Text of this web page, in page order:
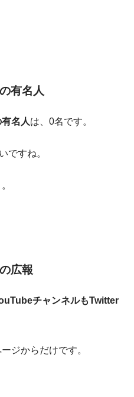
有名人
名人は、0名です。
ですね。
広報
チャンネルもTwitter
ジからだけです。